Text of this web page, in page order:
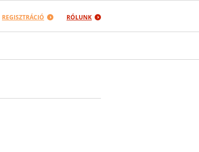
RÓLUNK
REGISZTRÁCIÓ